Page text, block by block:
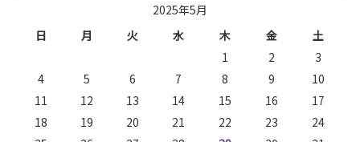
2025年5月
日
月 火 水 木 金
土
1
2
3
4
5 6 7 8 9
10
11
12 13 14 15 16
17
18
19 20 21 22 23
24